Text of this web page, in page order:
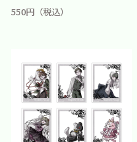
550円（税込）